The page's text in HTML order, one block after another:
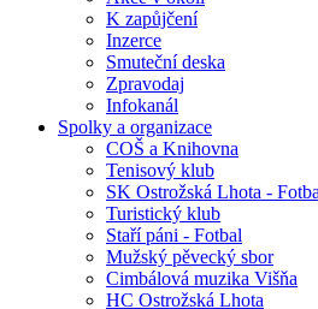
K zapůjčení
Inzerce
Smuteční deska
Zpravodaj
Infokanál
Spolky a organizace
COŠ a Knihovna
Tenisový klub
SK Ostrožská Lhota -
Turistický klub
Staří páni - Fotbal
Mužský pěvecký sbor
Cimbálová muzika Višňa
HC Ostrožská Lhota